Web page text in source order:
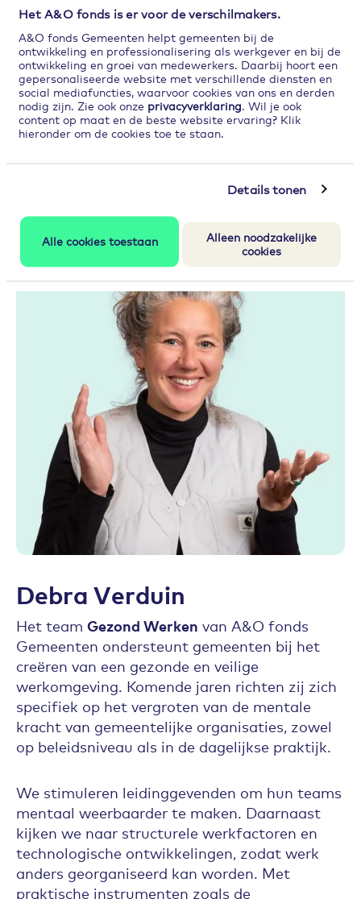
Het A&O fonds is er voor de verschilmakers.
A&O fonds Gemeenten helpt gemeenten bij de
ontwikkeling en professionalisering als werkgever en bij de
ontwikkeling en groei van medewerkers. Daarbij hoort een
gepersonaliseerde website met verschillende diensten en
social mediafuncties, waarvoor cookies van ons en derden
nodig zijn. Zie ook onze privacyverklaring . Wil je ook
content op maat en de beste website ervaring? Klik
hieronder om de cookies toe te staan.
Details tonen
Alle cookies toestaan
Alleen noodzakelijke
cookies
een van de workshops!
Maak je team mentaal
krachtig
Kies de workshop die bij je past
of volg ze allemaal
Debra Verduin
Het team Gezond Werken van A&O fonds
Gemeenten ondersteunt gemeenten bij het
creëren van een gezonde en veilige
werkomgeving. Komende jaren richten zij zich
specifiek op het vergroten van de mentale
kracht van gemeentelijke organisaties, zowel
op beleidsniveau als in de dagelijkse praktijk.
We stimuleren leidinggevenden om hun teams
mentaal weerbaarder te maken. Daarnaast
kijken we naar structurele werkfactoren en
technologische ontwikkelingen, zodat werk
anders georganiseerd kan worden. Met
praktische instrumenten zoals de